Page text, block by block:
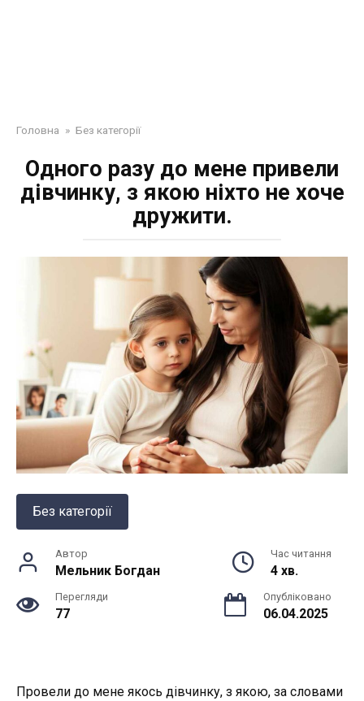
Головна » Без категорії
Одного разу до мене привели
дівчинку, з якою ніхто не хоче
дружити.
Без категорії
Автор
Мельник Богдан
Час читання
4 хв.
Перегляди
77
Опубліковано
06.04.2025
Провели до мене якось дівчинку, з якою, за словами